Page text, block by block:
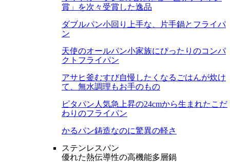
賞」を次々受賞した逸品
ダブルパン小回り上手な、片手鍋とフライパ
ン
天使のオールパン小家族にぴったりのコンパ
クトフライパン
アサヒ釜むすび自慢したくなるごはんが炊け
て、無水調理もお手のもの
ピタパン 人気急上昇の24cmから生まれたこだ
わりのフライパン
かるパン鋳造なのに驚異の軽さ
ステンレスパン
優れた熱伝導性の高機能多層鍋